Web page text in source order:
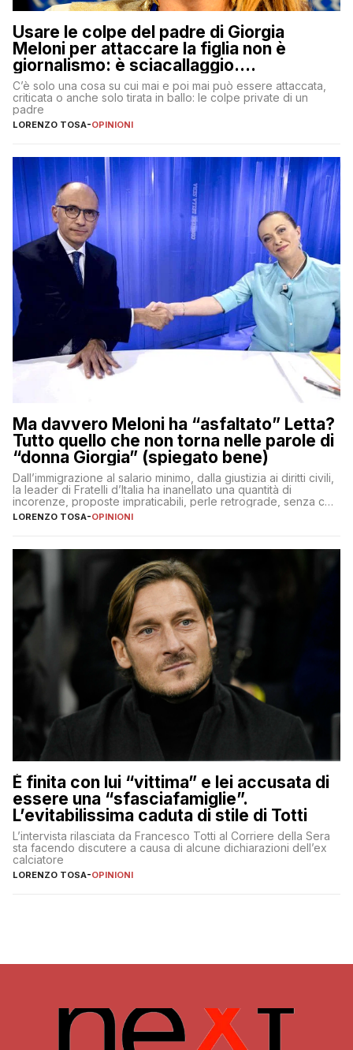
Usare le colpe del padre di Giorgia
Meloni per attaccare la figlia non è
giornalismo: è sciacallaggio.
Dimostriamo di essere diversi
C’è solo una cosa su cui mai e poi mai può essere attaccata,
criticata o anche solo tirata in ballo: le colpe private di un
padre
LORENZO TOSA-OPINIONI
Ma davvero Meloni ha “asfaltato” Letta?
Tutto quello che non torna nelle parole di
“donna Giorgia” (spiegato bene)
Dall’immigrazione al salario minimo, dalla giustizia ai diritti civili,
la leader di Fratelli d’Italia ha inanellato una quantità di
incorenze, proposte impraticabili, perle retrograde, senza che
nessuno – a destra come a sinistra – glielo abbia fatto notare
LORENZO TOSA-OPINIONI
È finita con lui “vittima” e lei accusata di
essere una “sfasciafamiglie”.
L’evitabilissima caduta di stile di Totti
L’intervista rilasciata da Francesco Totti al Corriere della Sera
sta facendo discutere a causa di alcune dichiarazioni dell’ex
calciatore
LORENZO TOSA-OPINIONI